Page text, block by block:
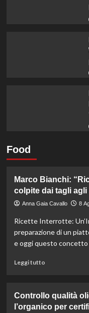
Food
Marco Bianchi:
colpite dai tagli agli
Anna Gaia Cavallo 8
Ricette Interrotte:
preparazione di un
e oggi questo concetto
Leggi tuttoLeggi
Marco
Bianchi:
Controllo qualità
l’organico per